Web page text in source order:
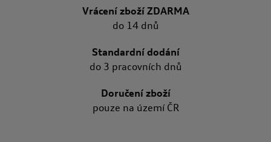
Vrácení zboží ZDARMA
do 14 dnů
Standardní dodání
do 3 pracovních dnů
Doručení zboží
pouze na území ČR